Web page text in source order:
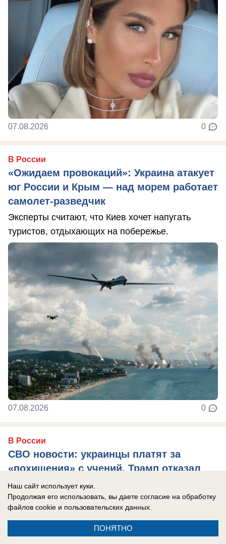
07.08.2026 0
В России
«Ожидаем провокаций»: Украина атакует
юг России и Крым — над морем работает
самолет-разведчик
Эксперты считают, что Киев хочет напугать
туристов, отдыхающих на побережье.
07.08.2026 0
В России
СВО новости: украинцы платят за
«похищения» с учений, Трамп отказал
Украине в ракетах Patriot, боевики ВСУ
тонут при форсировании Северского
Донца
Главные новости СВО на утро 7 августа 2026
Наш сайт использует куки.
Продолжая его использовать, вы даете согласие на обработку
файлов cookie и пользовательских данных.
ПОНЯТНО